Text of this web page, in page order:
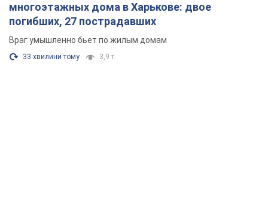
многоэтажных дома в Харькове: двое
погибших, 27 пострадавших
Враг умышленно бьет по жилым домам
33 хвилини тому 3,9 т.